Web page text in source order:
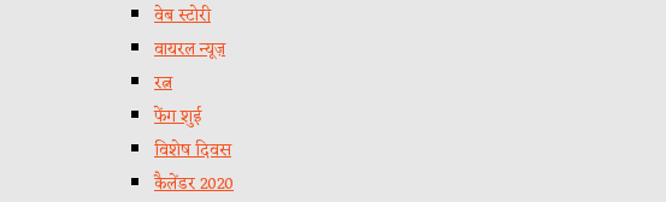
वेब स्टोरी
वायरल न्यूज़
रत्न
फेंग शुई
विशेष दिवस
कैलेंडर 2020